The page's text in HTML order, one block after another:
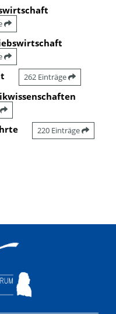
262 Einträge
220 Einträge